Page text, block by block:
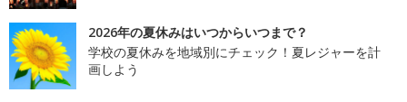
2026年の夏休みはいつからいつまで？
学校の夏休みを地域別にチェック！夏レジャーを計
画しよう